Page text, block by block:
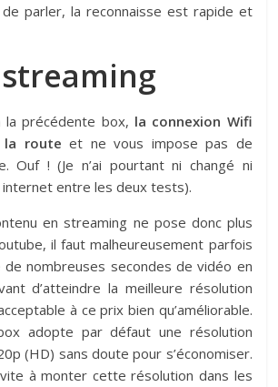
parler, la reconnaisse est rapide et
la précédente box, la connexion Wifi
la route et ne vous impose pas de
Ouf ! (Je n’ai pourtant ni changé ni
entre les deux tests).
en streaming ne pose donc plus
il faut malheureusement parfois
nombreuses secondes de vidéo en
d’atteindre la meilleure résolution
à ce prix bien qu’améliorable.
adopte par défaut une résolution
(HD) sans doute pour s’économiser.
à monter cette résolution dans les